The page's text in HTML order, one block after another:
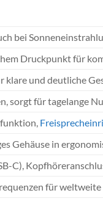
bei
Druckpunkt für
und deutliche
sorgt für tagelange
Gehäuse in
C),
für